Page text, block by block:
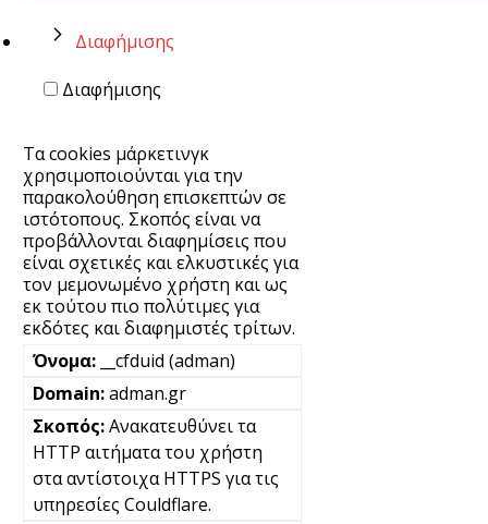
Διαφήμισης
Διαφήμισης
Τα cookies μάρκετινγκ
χρησιμοποιούνται για την
παρακολούθηση επισκεπτών σε
ιστότοπους. Σκοπός είναι να
προβάλλονται διαφημίσεις που
είναι σχετικές και ελκυστικές για
τον μεμονωμένο χρήστη και ως
εκ τούτου πιο πολύτιμες για
εκδότες και διαφημιστές τρίτων.
__cfduid (adman)
adman.gr
Ανακατευθύνει τα
HTTP αιτήματα του χρήστη
στα αντίστοιχα HTTPS για τις
υπηρεσίες Couldflare.